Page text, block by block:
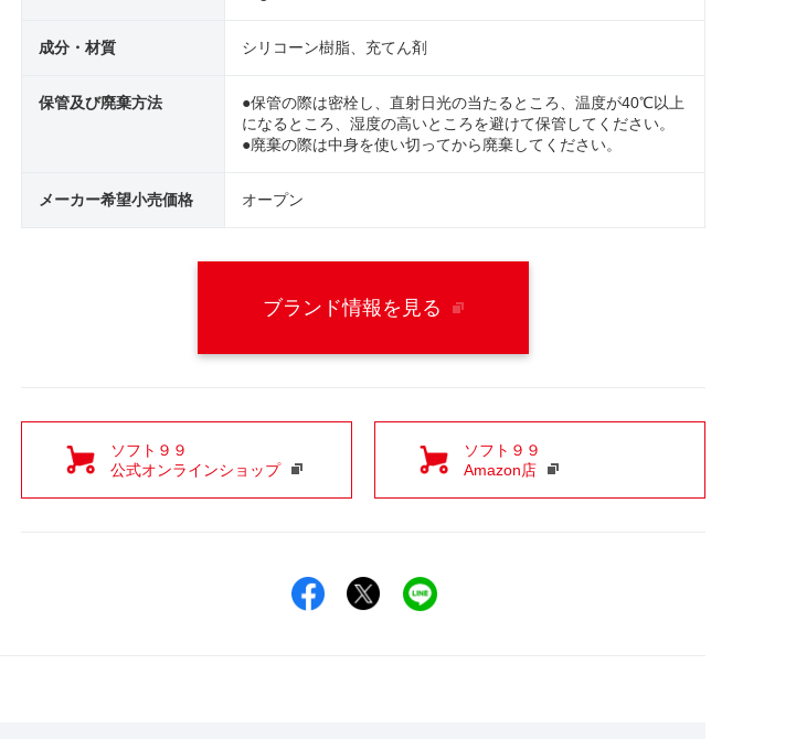
成分・材質 シリコーン樹脂、充てん剤
保管及び廃棄方法
●保管の際は密栓し、直射日光の当たるところ、温度が40℃以上
になるところ、湿度の高いところを避けて保管してください。
●廃棄の際は中身を使い切ってから廃棄してください。
メーカー希望小売価格 オープン
ブランド情報を見る
ソフト９９
公式オンラインショップ
ソフト９９
Amazon店
Facebookでシェア
XでシェアLINEでシェア